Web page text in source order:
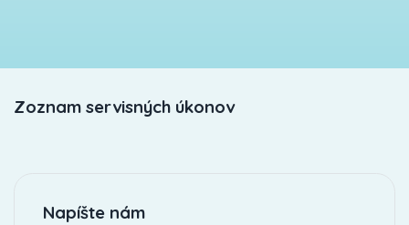
Zoznam servisných úkonov
Napíšte nám